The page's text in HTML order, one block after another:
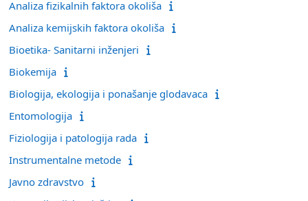
Analiza fizikalnih faktora okoliša
Analiza kemijskih faktora okoliša
Bioetika- Sanitarni inženjeri
Biokemija
Biologija, ekologija i ponašanje glodavaca
Entomologija
Fiziologija i patologija rada
Instrumentalne metode
Javno zdravstvo